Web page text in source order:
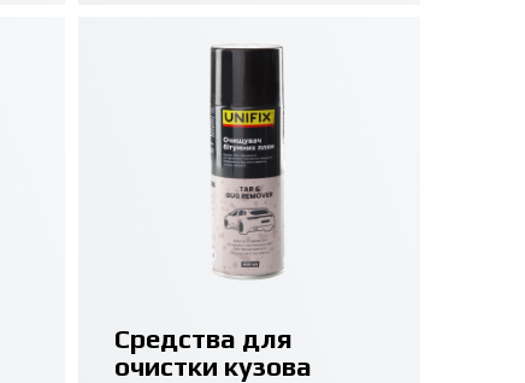
Средства для
очистки кузова